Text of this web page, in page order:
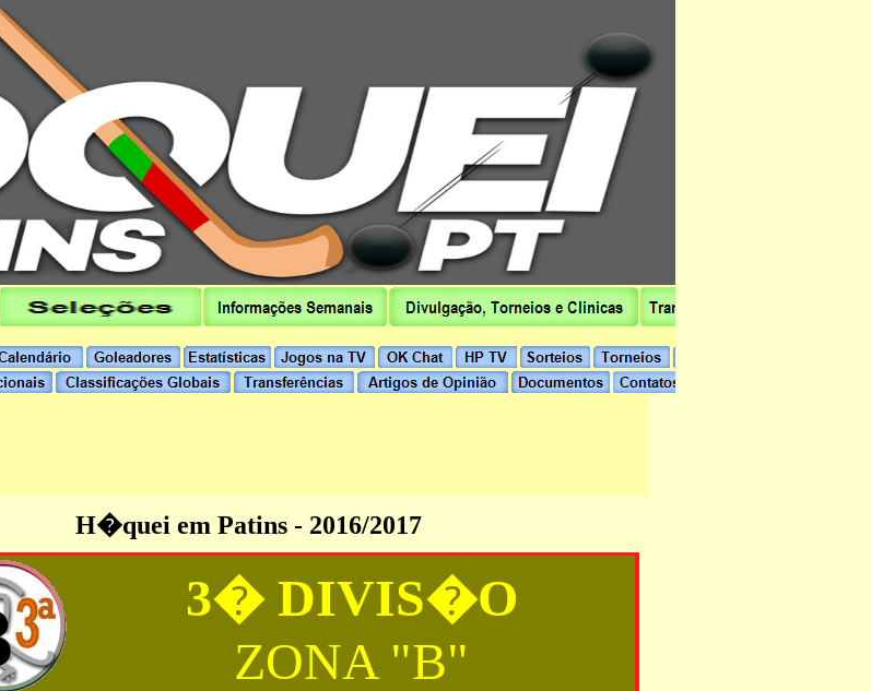
H�quei em Patins - 2016/2017
3� DIVIS�O
ZONA "B"